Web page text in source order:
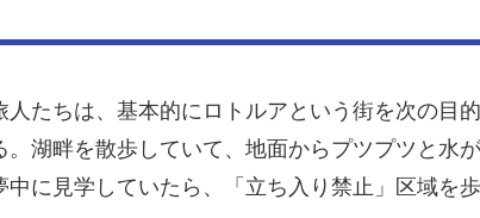
たちは、基本的にロトルアという街を次の目
湖畔を散歩していて、地面からプツプツと水
に見学していたら、「立ち入り禁止」区域を